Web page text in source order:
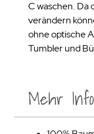
C waschen. Da
verändern
ohne optische
Tumbler und
Mehr